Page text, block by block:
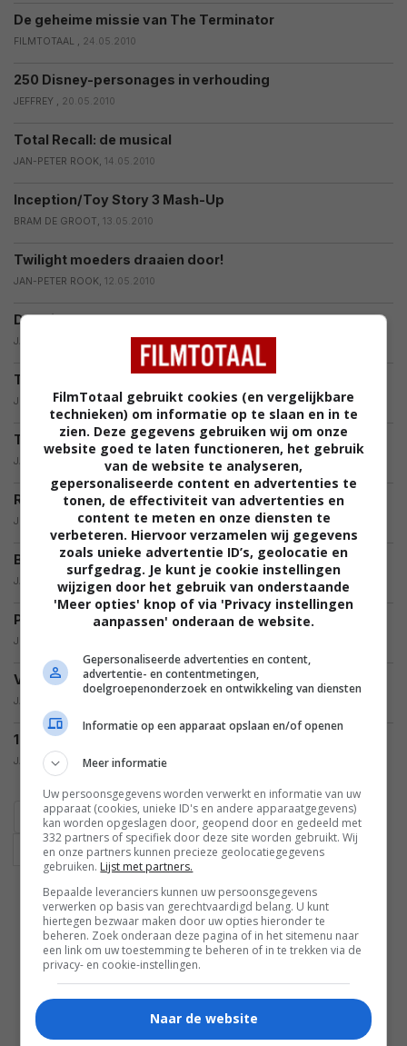
De geheime missie van The Terminator
FILMTOTAAL , 24.05.2010
250 Disney-personages in verhouding
JEFFREY , 20.05.2010
Total Recall: de musical
JAN-PETER ROOK, 14.05.2010
Inception/Toy Story 3 Mash-Up
BRAM DE GROOT, 13.05.2010
Twilight moeders draaien door!
JAN-PETER ROOK, 12.05.2010
De enige echte Back to the Future rap!
JAN-PETER ROOK, 10.05.2010
Trailer en clip Star Wars Uncut (aanraders!)
JIM PEDD,18.04.2010
Tron parodie in South Park
JAN-PETER ROOK, 12.04.2010
Rondleiding door Zweinstein
JIM PEDD, 12.04.2010
Borat-badpak te zien op catwalk
JAN-PETER ROOK, 08.04.2010
Pac-Man trailer!
JIM PEDD,
Video review Star Wars: Attack of the Clones
JAN-PETER ROOK,
100 Pixar personages in verhouding (aanrader)
JAN-PETER ROOK,04.04.2010
1 2 ... 44 45 46 47 48
49
51 52 53 ›
FilmTotaal gebruikt cookies (en vergelijkbare
technieken) om informatie op te slaan en in te
zien. Deze gegevens gebruiken wij om onze
website goed te laten functioneren, het gebruik
van de website te analyseren,
gepersonaliseerde content en advertenties te
tonen, de effectiviteit van advertenties en
content te meten en onze diensten te
verbeteren. Hiervoor verzamelen wij gegevens
zoals unieke advertentie ID’s, geolocatie en
surfgedrag. Je kunt je cookie instellingen
wijzigen door het gebruik van onderstaande
'Meer opties' knop of via 'Privacy instellingen
aanpassen' onderaan de website.
Gepersonaliseerde advertenties en content,
advertentie- en contentmetingen,
doelgroepenonderzoek en ontwikkeling van diensten
Informatie op een apparaat opslaan en/of openen
Meer informatie
Uw persoonsgegevens worden verwerkt en informatie van uw
apparaat (cookies, unieke ID's en andere apparaatgegevens)
kan worden opgeslagen door, geopend door en gedeeld met
332 partners of specifiek door deze site worden gebruikt. Wij
en onze partners kunnen precieze geolocatiegegevens
gebruiken. Lijst met partners.
Bepaalde leveranciers kunnen uw persoonsgegevens
verwerken op basis van gerechtvaardigd belang. U kunt
hiertegen bezwaar maken door uw opties hieronder te
beheren. Zoek onderaan deze pagina of in het sitemenu naar
een link om uw toestemming te beheren of in te trekken via de
privacy- en cookie-instellingen.
Naar de website